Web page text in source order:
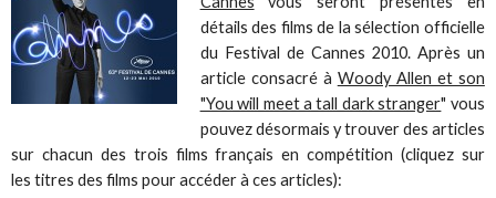
détails des films de la sélection officielle
du Festival de Cannes 2010. Après un
article consacré à Woody Allen et son
"You will meet a tall dark stranger" vous
pouvez désormais y trouver des articles
sur chacun des trois films français en compétition (cliquez sur
les titres des films pour accéder à ces articles):